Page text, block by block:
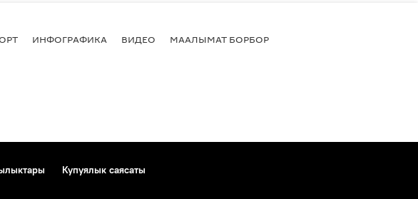
ИНФОГРАФИКА ВИДЕО МААЛЫМАТ БОРБОР
Купуялык саясаты